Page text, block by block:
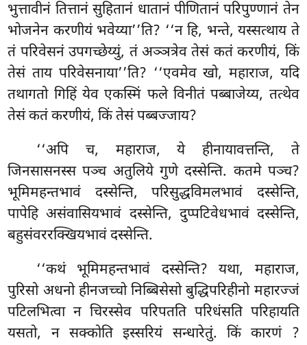
भुत्तावीनं तित्तानं सुहितानं धातानं पीणितानं परिपुण्णानं तेन
भोजनेन करणीयं भवेय्या’’ति? ‘‘न हि, भन्ते, यस्सत्थाय ते
तं परिवेसनं उपगच्छेय्युं, तं अञ्ञत्रेव तेसं कतं करणीयं, किं
तेसं ताय परिवेसनाया’’ति? ‘‘एवमेव खो, महाराज, यदि
तथागतो गिहिं येव एकस्मिं फले विनीतं पब्बाजेय्य, तत्थेव
तेसं कतं करणीयं, किं तेसं पब्बज्जाय?
‘‘अपि च, महाराज, ये हीनायावत्तन्ति, ते
जिनसासनस्स पञ्च अतुलिये गुणे दस्सेन्ति. कतमे पञ्च?
भूमिमहन्तभावं दस्सेन्ति, परिसुद्धविमलभावं दस्सेन्ति,
पापेहि असंवासियभावं दस्सेन्ति, दुप्पटिवेधभावं दस्सेन्ति,
बहुसंवररक्खियभावं दस्सेन्ति.
‘‘कथं भूमिमहन्तभावं दस्सेन्ति? यथा, महाराज,
पुरिसो अधनो हीनजच्चो निब्बिसेसो बुद्धिपरिहीनो महारज्जं
पटिलभित्वा न चिरस्सेव परिपतति परिधंसति परिहायति
यसतो, न सक्कोति इस्सरियं सन्धारेतुं. किं कारणं ?